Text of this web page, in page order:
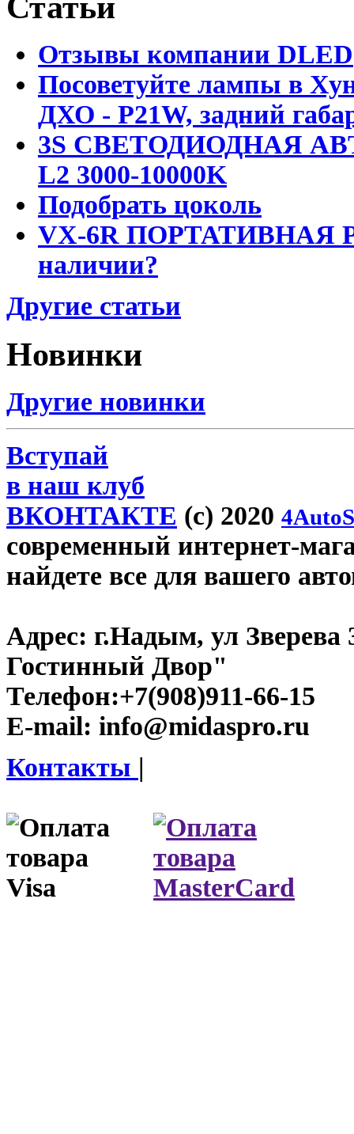
Отзывы компании DLED
Посоветуйте лампы в
ДХО - P21W, задний
3S СВЕТОДИОДНАЯ
L2 3000-10000K
Подобрать цоколь
VX-6R ПОРТАТИВНАЯ
наличии?
Другие статьи
Новинки
Другие новинки
Вступай
в наш клуб
ВКОНТАКТЕ (c) 2020
современный интернет-
найдете все для вашего
Адрес: г.Надым, ул
Гостинный Двор"
Телефон:+7(908)911-66-15
E-mail: info@midaspro.ru
Контакты |